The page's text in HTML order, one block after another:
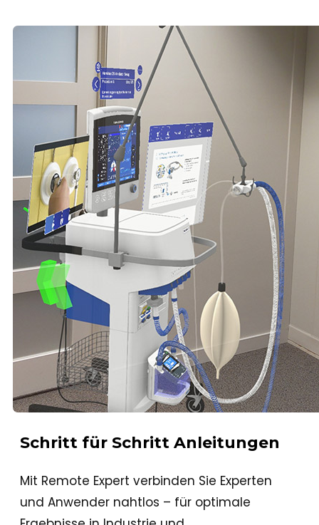
Schritt für Schritt Anleitungen
Mit Remote Expert verbinden Sie Experten
und Anwender nahtlos – für optimale